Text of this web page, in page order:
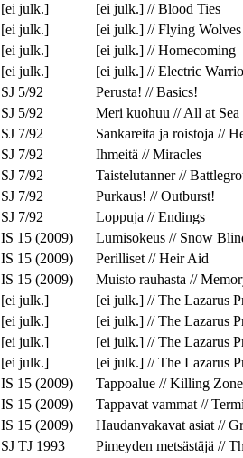
[ei julk.]
[ei julk.] // Blood Ties
[ei julk.]
[ei julk.] // Flying Wolves
[ei julk.]
[ei julk.] // Homecoming
[ei julk.]
[ei julk.] // Electric
SJ 5/92
Perusta! // Basics!
SJ 5/92
Meri kuohuu // All at Sea
SJ 7/92
Sankareita ja roistoja //
SJ 7/92
Ihmeitä // Miracles
SJ 7/92
Taistelutanner //
SJ 7/92
Purkaus! // Outburst!
SJ 7/92
Loppuja // Endings
IS 15 (2009)
Lumisokeus // Snow
IS 15 (2009)
Perilliset // Heir Aid
IS 15 (2009)
Muisto rauhasta //
[ei julk.]
[ei julk.] // The Lazarus
[ei julk.]
[ei julk.] // The Lazarus
[ei julk.]
[ei julk.] // The Lazarus
[ei julk.]
[ei julk.] // The Lazarus
IS 15 (2009)
Tappoalue // Killing Zone
IS 15 (2009)
Tappavat vammat //
IS 15 (2009)
Haudanvakavat asiat //
SJ TJ 1993
Pimeyden metsästäjä //